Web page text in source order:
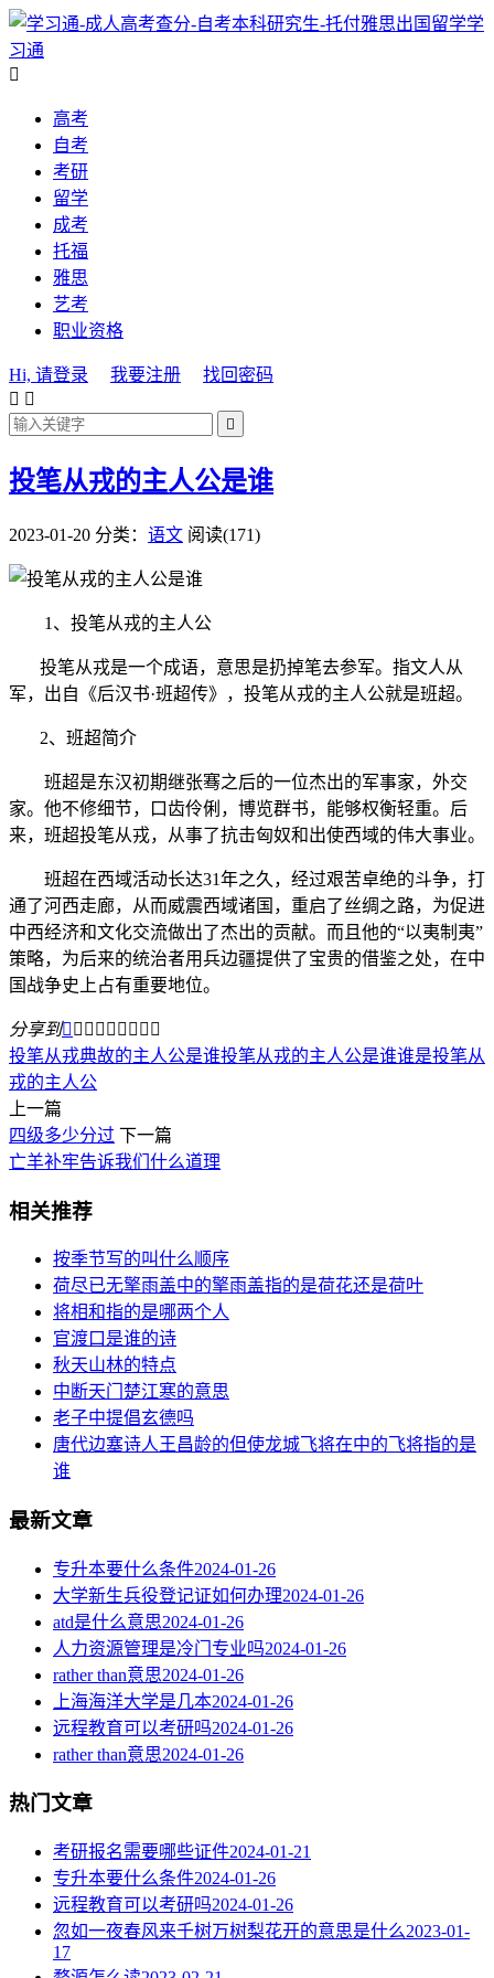
学
习通

高考
自考
考研
留学
成考
托福
雅思
艺考
职业资格
Hi, 请登录 我要注册
找回密码
 

投笔从戎的主人公是谁
2023-01-20 分类： 语文 阅读(171)
1、投笔从戎的主人公
投笔从戎是一个成语，意思是扔掉笔去参军。指文人从
军，出自《后汉书·班超传》，投笔从戎的主人公就是班超。
2、班超简介
班超是东汉初期继张骞之后的一位杰出的军事家，外交
家。他不修细节，口齿伶俐，博览群书，能够权衡轻重。后
来，班超投笔从戎，从事了抗击匈奴和出使西域的伟大事业。
班超在西域活动长达31年之久，经过艰苦卓绝的斗争，打
通了河西走廊，从而威震西域诸国，重启了丝绸之路，为促进
中西经济和文化交流做出了杰出的贡献。而且他的“以夷制夷”
策略，为后来的统治者用兵边疆提供了宝贵的借鉴之处，在中
国战争史上占有重要地位。
分享到        
投笔从戎典故的主人公是谁投笔从戎的主人公是谁谁是投笔从
戎的主人公
上一篇
四级多少分过 下一篇
亡羊补牢告诉我们什么道理
相关推荐
按季节写的叫什么顺序
荷尽已无擎雨盖中的擎雨盖指的是荷花还是荷叶
将相和指的是哪两个人
官渡口是谁的诗
秋天山林的特点
中断天门楚江寒的意思
老子中提倡玄德吗
唐代边塞诗人王昌龄的但使龙城飞将在中的飞将指的是
谁
最新文章
专升本要什么条件2024-01-26
大学新生兵役登记证如何办理2024-01-26
atd是什么意思2024-01-26
人力资源管理是冷门专业吗2024-01-26
rather than意思2024-01-26
上海海洋大学是几本2024-01-26
远程教育可以考研吗2024-01-26
rather than意思2024-01-26
热门文章
考研报名需要哪些证件2024-01-21
专升本要什么条件2024-01-26
远程教育可以考研吗2024-01-26
忽如一夜春风来千树万树梨花开的意思是什么2023-01-
17